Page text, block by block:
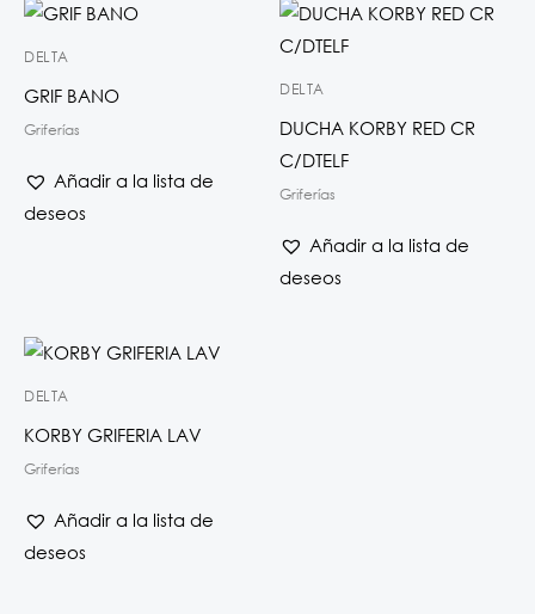
DELTA
GRIF BANO
Griferías
Añadir a la lista de
deseos
DELTA
DUCHA KORBY RED CR
C/DTELF
Griferías
Añadir a la lista de
deseos
DELTA
KORBY GRIFERIA LAV
Griferías
Añadir a la lista de
deseos